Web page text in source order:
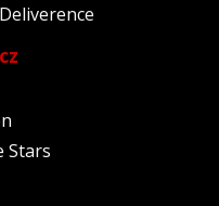
Stars